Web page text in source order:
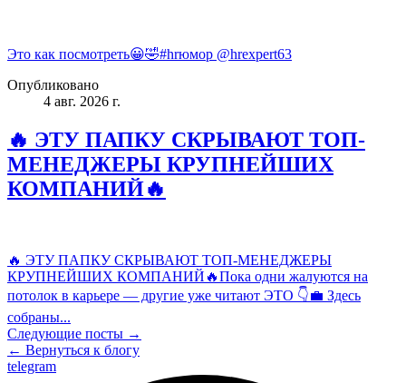
Это как посмотреть😀🤣#hrюмор @hrexpert63
Опубликовано
4 авг. 2026 г.
🔥 ЭТУ ПАПКУ СКРЫВАЮТ ТОП-
МЕНЕДЖЕРЫ КРУПНЕЙШИХ
КОМПАНИЙ🔥
🔥 ЭТУ ПАПКУ СКРЫВАЮТ ТОП-МЕНЕДЖЕРЫ
КРУПНЕЙШИХ КОМПАНИЙ🔥Пока одни жалуются на
потолок в карьере — другие уже читают ЭТО 👇💼 Здесь
собраны...
Следующие посты →
← Вернуться к блогу
telegram